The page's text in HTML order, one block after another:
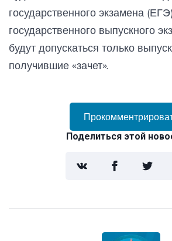
государственного экзамена
государственного выпускного
будут допускаться только
получившие «зачет».
Поделиться этой